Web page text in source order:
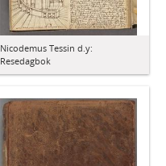
Nicodemus Tessin d.y:
Resedagbok